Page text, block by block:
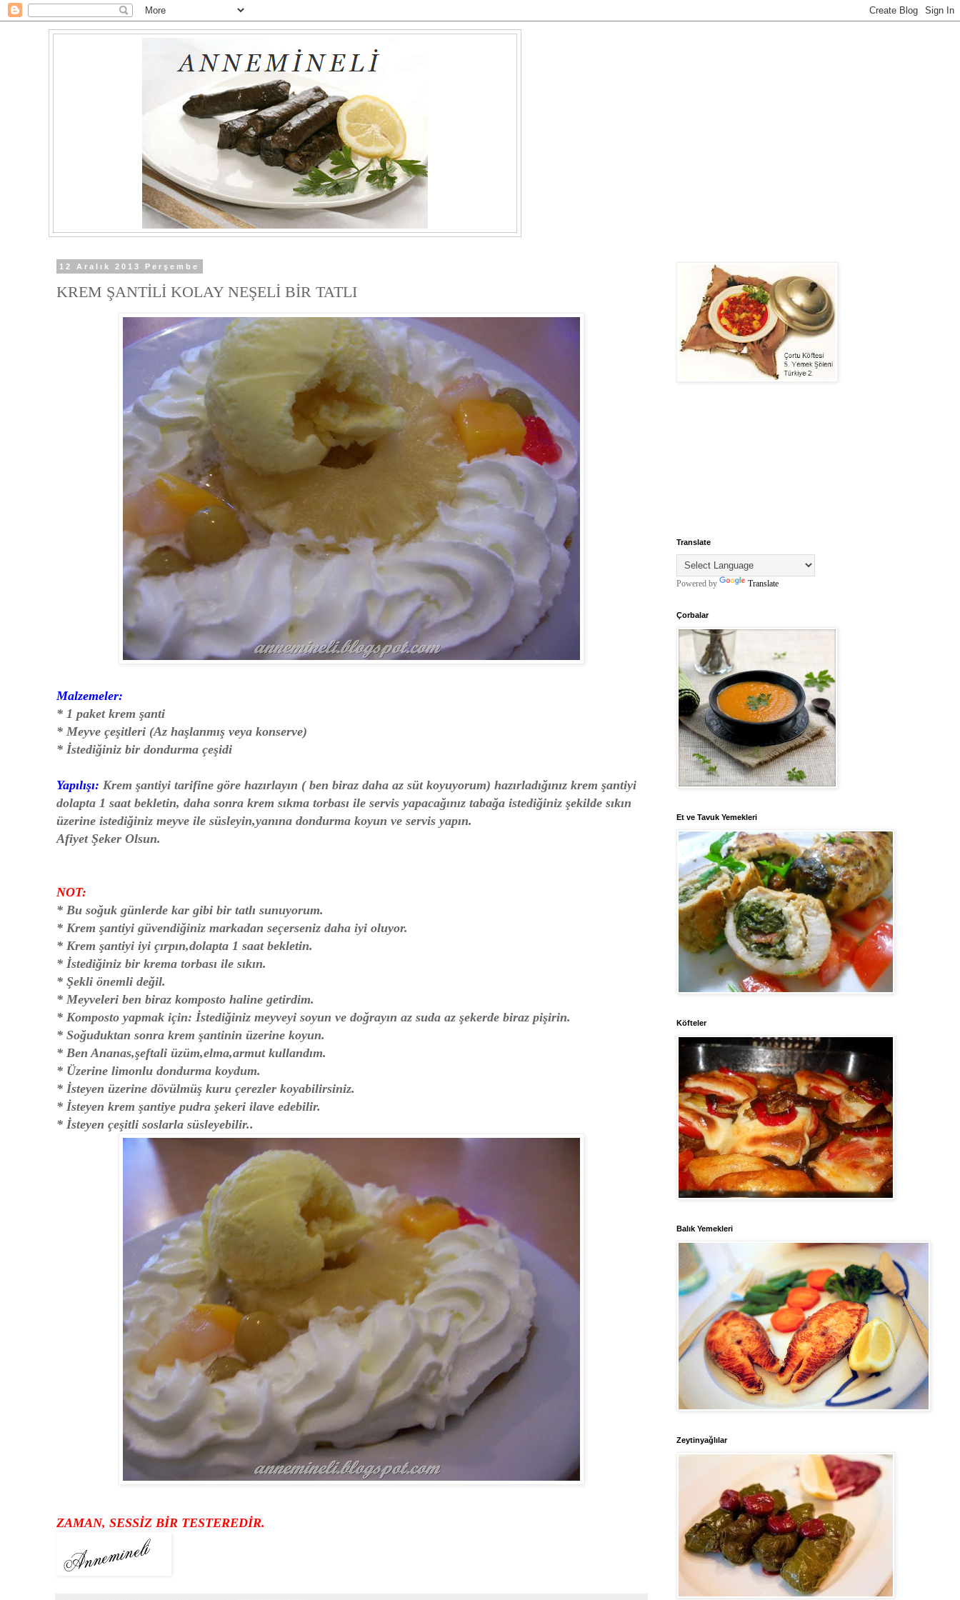
12 Aralık 2013 Perşembe
KREM ŞANTİLİ KOLAY NEŞELİ BİR TATLI
Malzemeler:
* 1 paket krem şanti
* Meyve çeşitleri (Az haşlanmış veya konserve)
* İstediğiniz bir dondurma çeşidi
Yapılışı: Krem şantiyi tarifine göre hazırlayın ( ben biraz daha az süt koyuyorum) hazırladığınız krem şantiyi
dolapta 1 saat bekletin, daha sonra krem sıkma torbası ile servis yapacağınız tabağa istediğiniz şekilde sıkın
üzerine istediğiniz meyve ile süsleyin,yanına dondurma koyun ve servis yapın.
Afiyet Şeker Olsun.
NOT:
* Bu soğuk günlerde kar gibi bir tatlı sunuyorum.
* Krem şantiyi güvendiğiniz markadan seçerseniz daha iyi oluyor.
* Krem şantiyi iyi çırpın,dolapta 1 saat bekletin.
* İstediğiniz bir krema torbası ile sıkın.
* Şekli önemli değil.
* Meyveleri ben biraz komposto haline getirdim.
* Komposto yapmak için: İstediğiniz meyveyi soyun ve doğrayın az suda az şekerde biraz pişirin.
* Soğuduktan sonra krem şantinin üzerine koyun.
* Ben Ananas,şeftali üzüm,elma,armut kullandım.
* Üzerine limonlu dondurma koydum.
* İsteyen üzerine dövülmüş kuru çerezler koyabilirsiniz.
* İsteyen krem şantiye pudra şekeri ilave edebilir.
* İsteyen çeşitli soslarla süsleyebilir..
ZAMAN, SESSİZ BİR TESTEREDİR.
Translate
Powered by Translate
Çorbalar
Et ve Tavuk Yemekleri
Köfteler
Balık Yemekleri
Zeytinyağlılar